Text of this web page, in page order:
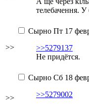
телебачення. У
>>
Сырно Пт 17
>>5279137
Не придётся.
>>
Сырно Сб 18
>>5279002